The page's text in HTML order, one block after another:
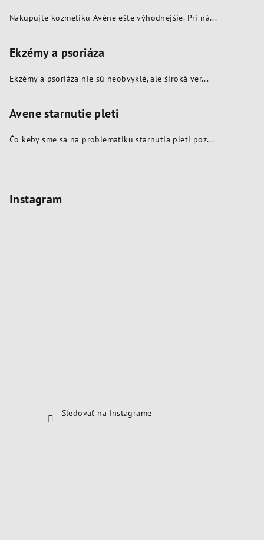
Nakupujte kozmetiku Avène ešte výhodnejšie. Pri ná...
Ekzémy a psoriáza
Ekzémy a psoriáza nie sú neobvyklé, ale široká ver...
Avene starnutie pleti
Čo keby sme sa na problematiku starnutia pleti poz...
Instagram
Sledovať na Instagrame